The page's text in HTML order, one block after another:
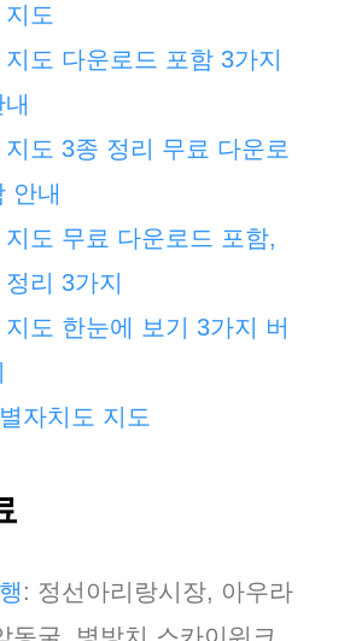
도
도 다운로드 포함 3가지
지도 3종 정리 무료 다운로
안내
지도 무료 다운로드 포함,
리 3가지
도 한눈에 보기 3가지 버
자치도 지도
: 정선아리랑시장, 아우라